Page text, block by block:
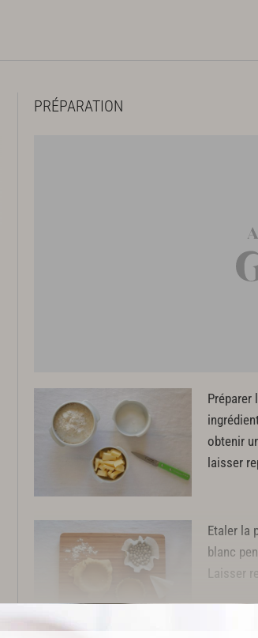
PRÉPARATION
Préparer
obtenir
laisser
Etaler la
blanc
Laisser